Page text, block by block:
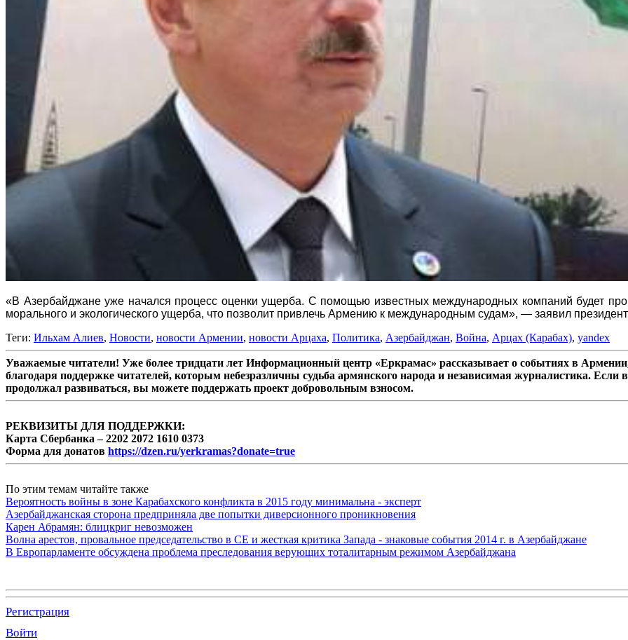
«В Азербайджане уже начался процесс оценки ущерба. С помощью известных международных компаний будет
морального и экологического ущерба, что позволит привлечь Армению к международным судам», — заявил
Теги: Ильхам Алиев, Новости, новости Армении, новости Арцаха, Политика, Азербайджан, Война, Арцах (Карабах), yandex
Уважаемые читатели! Уже более тридцати лет Информационный центр «Еркрамас» рассказывает о событиях в
благодаря поддержке читателей, которым небезразличны судьба армянского народа и независимая журналистика.
продолжал развиваться, вы можете поддержать проект добровольным взносом.
РЕКВИЗИТЫ ДЛЯ ПОДДЕРЖКИ:
Карта Сбербанка – 2202 2072 1610 0373
Форма для донатов https://dzen.ru/yerkramas?donate=true
По этим темам читайте также
Вероятность войны в зоне Карабахского конфликта в 2015 году минимальна - эксперт
Азербайджанская сторона предприняла две попытки диверсионного проникновения
Карен Абрамян: блицкриг невозможен
Волна арестов, провальное председательство в СЕ и жесткая критика Запада - знаковые события 2014 г. в Азербайджане
В Европарламенте обсуждена проблема преследования верующих тоталитарным режимом Азербайджана
Регистрация
Войти